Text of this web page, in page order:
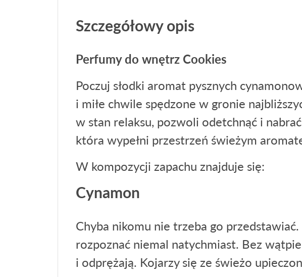
Szczegółowy opis
Perfumy do wnętrz Cookies
Poczuj słodki aromat pysznych
i miłe chwile spędzone w gronie
w stan relaksu, pozwoli odetchnąć i nabrać
która wypełni przestrzeń świeżym
W kompozycji zapachu znajduje się:
Cynamon
Chyba nikomu nie trzeba go
rozpoznać niemal natychmiast. Bez
i odprężają. Kojarzy się ze świeżo